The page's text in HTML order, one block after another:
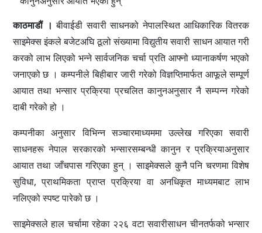
काठमाडौं ।बीवाईडी सवारी साधनको नेपालस्थित आधिकारिक वितरक
साइमेक्स इंकले बजेटअघि ठूलो संख्यामा विद्युतीय सवारी साधन आयात गरी
करको लाभ लिएको भन्ने सार्वजनिक चर्चा प्रति आफ्नो ध्यानाकर्षण भएको
जनाएको छ । कम्पनीले बिहीबार जारी गरेको विज्ञप्तिमार्फत आफूले सम्पूर्ण
आयात तथा भन्सार प्रक्रिया प्रचलित कानुनअनुसार नै सम्पन्न गरेको
दाबी गरेको हो ।
कम्पनीका अनुसार विभिन्न सञ्चारमाध्यममा उल्लेख गरिएका सवारी
साधनहरू नेपाल सरकारको भन्सारसम्बन्धी कानुन र प्रक्रियाअनुसार
आयात तथा जाँचपास गरिएका हुन् । साइमेक्सले कुनै पनि चरणमा विशेष
सुविधा, प्राथमिकता प्राप्त प्रक्रिया वा अनधिकृत माध्यमबाट लाभ
नलिएको स्पष्ट पारेको छ ।
साइमेक्सले हाल चर्चामा रहेका २२६ वटा सवारीसाधन चीनतर्फको भन्सार